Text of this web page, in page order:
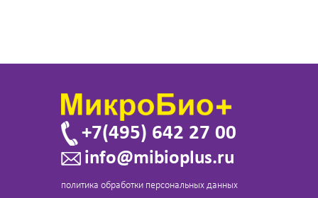
+7(495) 642 27 00
info@mibioplus.ru
политика обработки персональных данных